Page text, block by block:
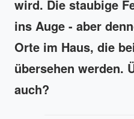
wird. Die staubige
ins Auge - aber
Orte im Haus, die
übersehen werden.
auch?